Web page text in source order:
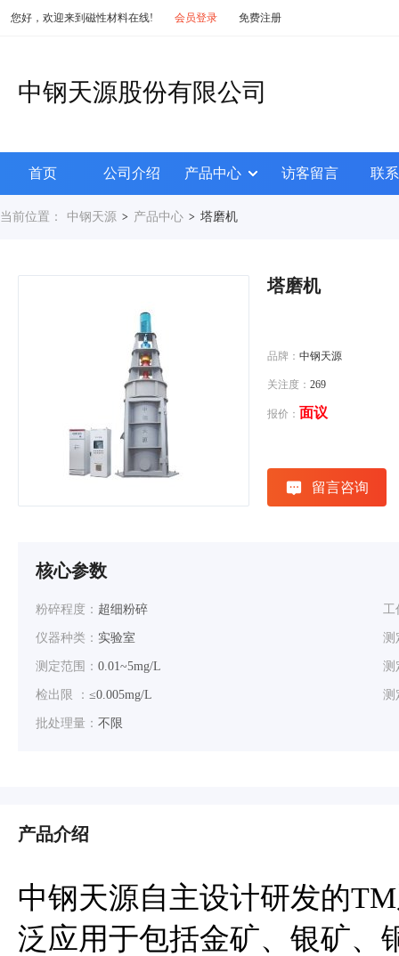
您好，欢迎来到磁性材料在线! 会员登录 免费注册
中钢天源股份有限公司
首页 公司介绍 产品中心 访客留言 联
当前位置： 中钢天源 > 产品中心 > 塔磨机
塔磨机
品牌： 中钢天源
关注度： 269
报价： 面议
留言咨询
核心参数
粉碎程度： 超细粉碎 工
仪器种类： 实验室 测
测定范围： 0.01~5mg/L 测
检出限 ： ≤0.005mg/L 测
批处理量： 不限
产品介绍
中钢天源自主设计研发的
泛应用于包括金矿、银矿、